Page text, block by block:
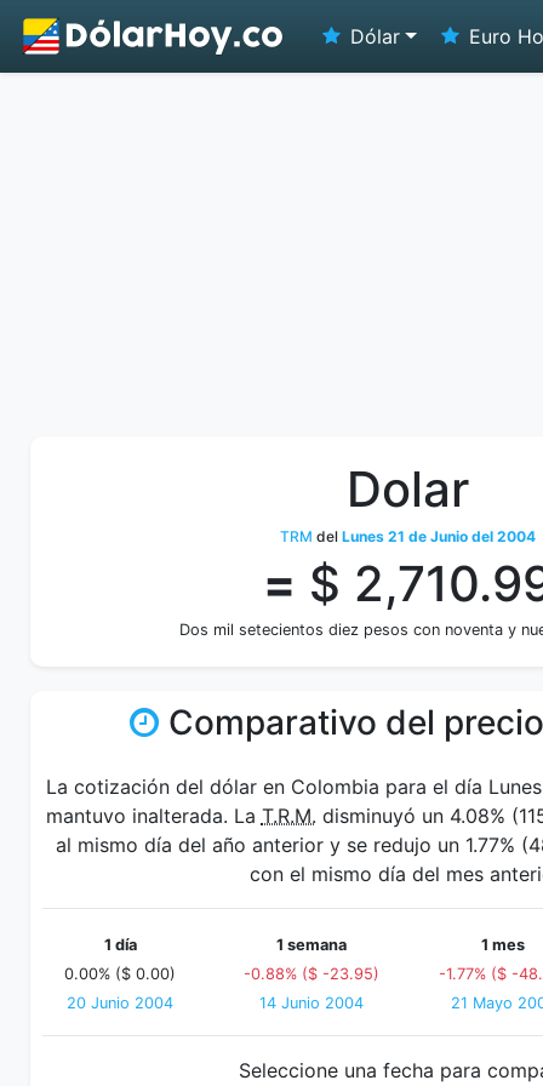
Dólar Euro
Dolar
TRM del Lunes 21 de Junio del 2004
= $
Dos mil setecientos diez pesos con noventa y
Comparativo del
La cotización del dólar en Colombia para el día
mantuvo inalterada. La T.R.M. disminuyó un 4.08%
al mismo día del año anterior y se redujo un 1.77%
con el mismo día del mes
1 día
0.00% ($ 0.00)
20 Junio 2004
1 semana
-0.88% ($ -23.95)
14 Junio 2004
1 mes
-1.77% ($ -
21 Mayo
Seleccione una fecha para